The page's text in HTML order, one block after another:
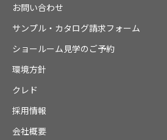
お問い合わせ
サンプル・カタログ請求フォーム
ショールーム見学のご予約
環境方針
クレド
採用情報
会社概要